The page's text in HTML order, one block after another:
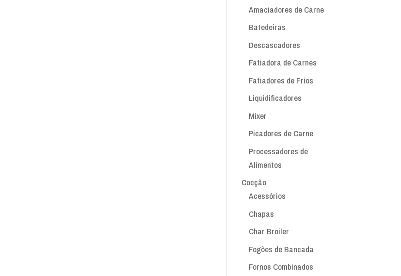
Amaciadores de Carne
Batedeiras
Descascadores
Fatiadora de Carnes
Fatiadores de Frios
Liquidificadores
Mixer
Picadores de Carne
Processadores de
Alimentos
Cocção
Acessórios
Chapas
Char Broiler
Fogões de Bancada
Fornos Combinados